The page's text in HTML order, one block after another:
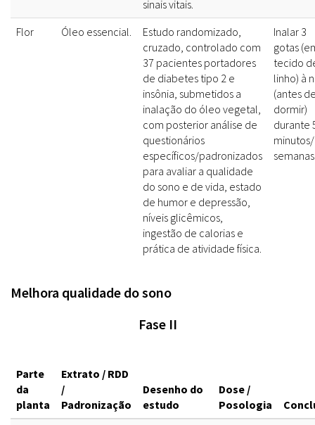
sinais vitais.
Flor
Óleo essencial.
Estudo randomizado,
cruzado, controlado com
37 pacientes portadores
de diabetes tipo 2 e
insônia, submetidos a
inalação do óleo vegetal,
com posterior análise de
questionários
específicos/padronizados
para avaliar a qualidade
do sono e de vida, estado
de humor e depressão,
níveis glicêmicos,
ingestão de calorias e
prática de atividade física.
Inalar 3
gotas
tecido
linho) à
(antes
dormir)
durante
Melhora qualidade do sono
Fase II
Parte
da
planta
Extrato / RDD
/
Padronização
Desenho do
estudo
Dose /
Posologia